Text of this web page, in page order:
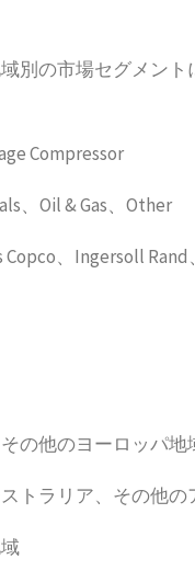
別の市場セグメント
Compressor
、Oil & Gas、Other
、Ingersoll Rand
の他のヨーロッパ地
トラリア、その他の